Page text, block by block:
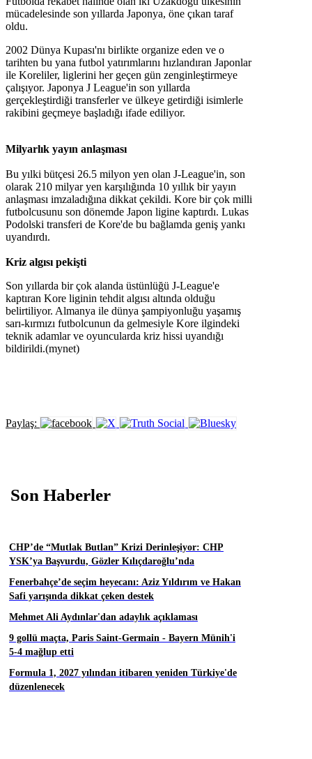
mücadelesinde son yıllarda Japonya, öne çıkan taraf
oldu.
2002 Dünya Kupası'nı birlikte organize eden ve o
tarihten bu yana futbol yatırımlarını hızlandıran Japonlar
ile Koreliler, liglerini her geçen gün zenginleştirmeye
çalışıyor. Japonya J League'in son yıllarda
gerçekleştirdiği transferler ve ülkeye getirdiği isimlerle
rakibini geçmeye başladığı ifade ediliyor.
Milyarlık yayın anlaşması
Bu yılki bütçesi 26.5 milyon yen olan J-League'in, son
olarak 210 milyar yen karşılığında 10 yıllık bir yayın
anlaşması imzaladığına dikkat çekildi. Kore bir çok milli
futbolcusunu son dönemde Japon ligine kaptırdı. Lukas
Podolski transferi de Kore'de bu bağlamda geniş yankı
uyandırdı.
Kriz algısı pekişti
Son yıllarda bir çok alanda üstünlüğü J-League'e
kaptıran Kore liginin tehdit algısı altında olduğu
belirtiliyor. Almanya ile dünya şampiyonluğu yaşamış
sarı-kırmızı futbolcunun da gelmesiyle Kore ilgindeki
teknik adamlar ve oyuncularda kriz hissi uyandığı
bildirildi.(mynet)
Paylaş:
Son Haberler
CHP’de “Mutlak Butlan” Krizi Derinleşiyor: CHP
YSK’ya Başvurdu, Gözler Kılıçdaroğlu’nda
Fenerbahçe’de seçim heyecanı: Aziz Yıldırım ve Hakan
Safi yarışında dikkat çeken destek
Mehmet Ali Aydınlar'dan adaylık açıklaması
9 gollü maçta, Paris Saint-Germain - Bayern Münih'i
5-4 mağlup etti
Formula 1, 2027 yılından itibaren yeniden Türkiye'de
düzenlenecek